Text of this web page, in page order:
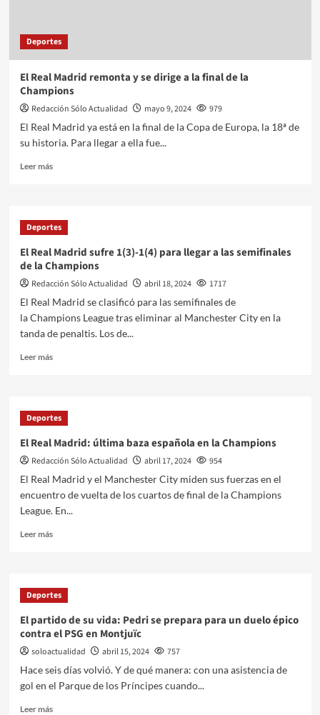
Deportes
El Real Madrid remonta y se dirige a la final de la
Champions
Redacción Sólo Actualidad mayo 9, 2024
979
El Real Madrid ya está en la final de la Copa de Europa, la 18ª de
su historia. Para llegar a ella fue...
Leer más
Deportes
El Real Madrid sufre 1(3)-1(4) para llegar a las semifinales
de la Champions
Redacción Sólo Actualidad abril 18, 2024
1717
El Real Madrid se clasificó para las semifinales de
la Champions League tras eliminar al Manchester City en la
tanda de penaltis. Los de...
Leer más
Deportes
El Real Madrid: última baza española en la Champions
Redacción Sólo Actualidad abril 17, 2024
954
El Real Madrid y el Manchester City miden sus fuerzas en el
encuentro de vuelta de los cuartos de final de la Champions
League. En...
Leer más
Deportes
El partido de su vida: Pedri se prepara para un duelo épico
contra el PSG en Montjuïc
soloactualidad abril 15, 2024
757
Hace seis días volvió. Y de qué manera: con una asistencia de
gol en el Parque de los Príncipes cuando...
Leer más